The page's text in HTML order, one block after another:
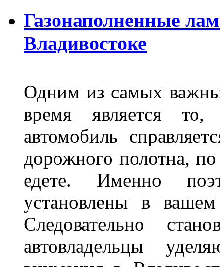
Газонаполненные
Владивостоке
Одним из самых
время является то,
автомобиль
дорожного полотна,
едете. Именно
установлены в
Следовательно
автовладельцы